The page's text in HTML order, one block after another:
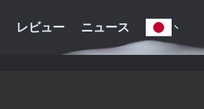
レビュー ニュース